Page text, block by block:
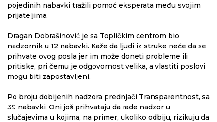
pojedinih nabavki tražili pomoć eksperata među svojim
prijateljima.
Dragan Dobrašinović je sa Topličkim centrom bio
nadzornik u 12 nabavki. Kaže da ljudi iz struke neće da se
prihvate ovog posla jer im može doneti probleme ili
pritiske, pri čemu je odgovornost velika, a vlastiti poslovi
mogu biti zapostavljeni.
Po broju dobijenih nadzora prednjači Transparentnost, sa
39 nabavki. Oni još prihvataju da rade nadzor u
slučajevima u kojima, na primer, ukoliko odbiju, rizikuju da